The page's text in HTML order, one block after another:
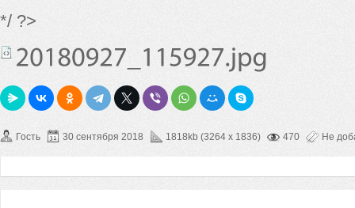
*/ ?>
Гость 30 сентября 2018 1818kb (3264 x 1836) 470 Не